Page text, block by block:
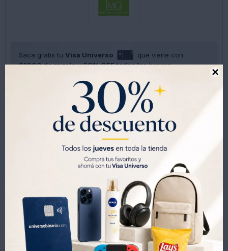

Sorprendé a mamá en su día con un detalle que realmente
va a disfrutar: un set de cuidado facial pensado para mimarla,
Este combo combina tratamiento y bienestar, con fórmulas
que ayudan a hidratar, nutrir y mejorar la apariencia de la
Además, viene acompañado de una presentación elegante,
Saca gratis tu Visa Universo
que viene con
$1000 de regaloy30% OFF todos los jueves.
  
Métodos y costos de envíos
Productos que te pueden interesar